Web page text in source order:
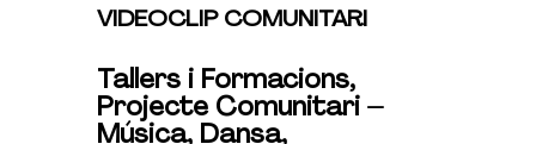
VIDEOCLIP COMUNITARI
Tallers i Formacions,
Projecte Comunitari –
Música, Dansa,